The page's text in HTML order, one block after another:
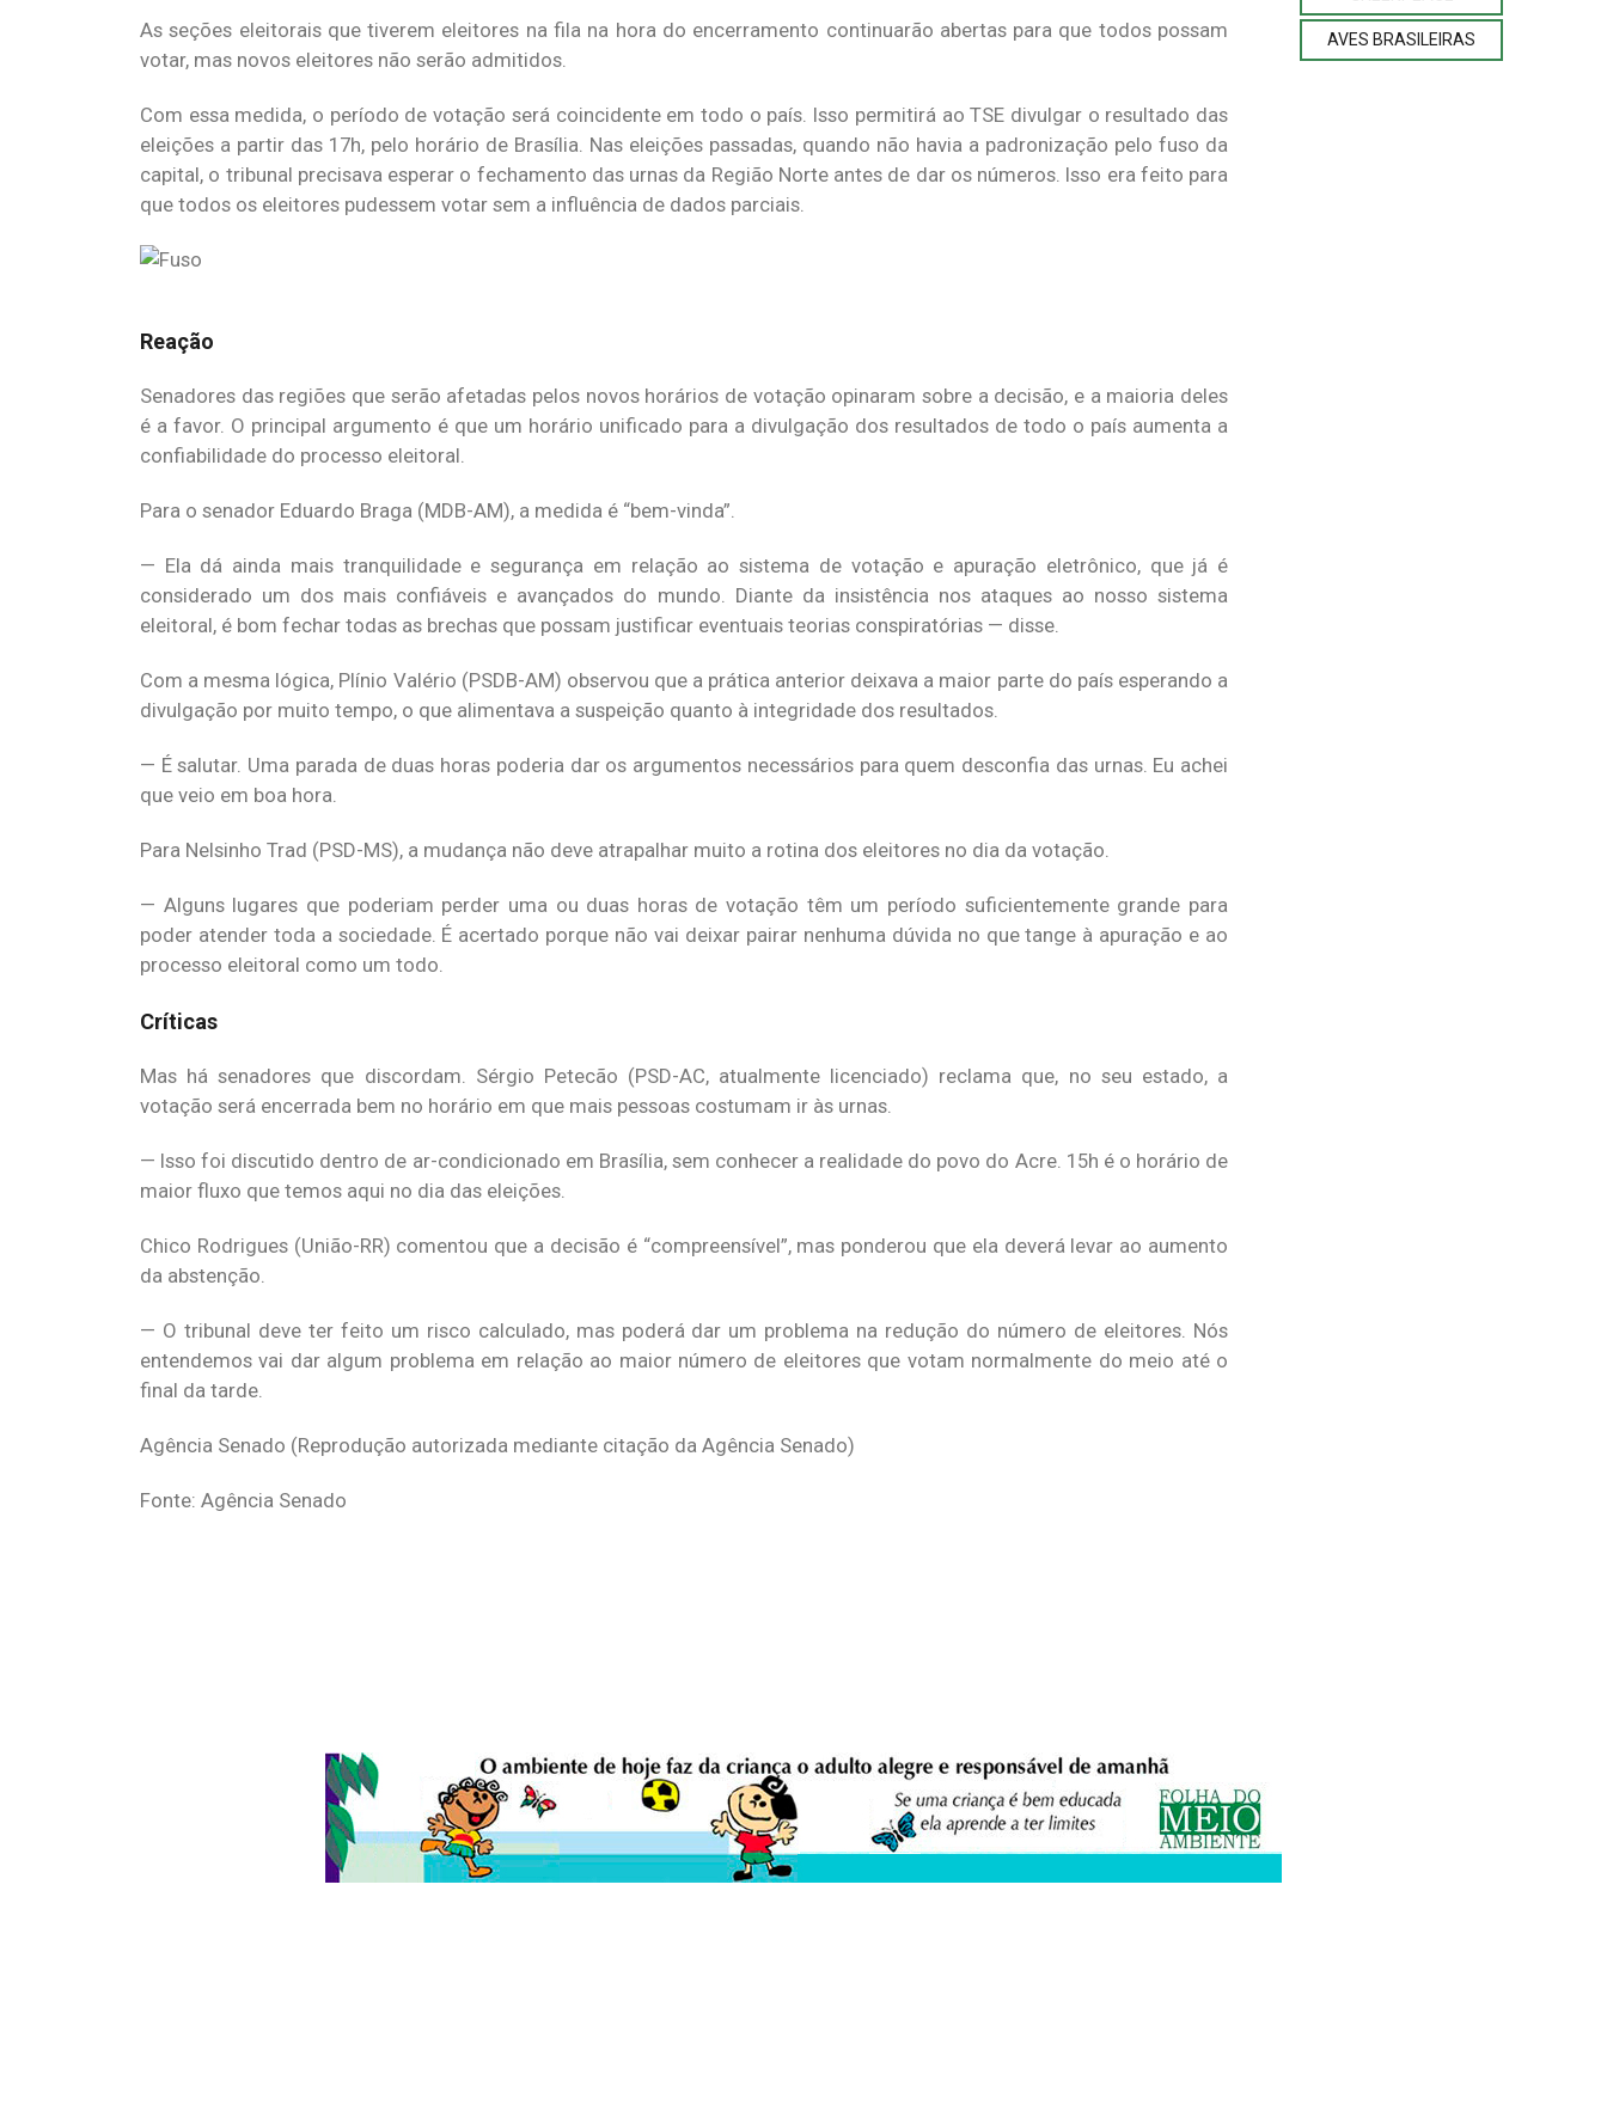
As seções eleitorais que tiverem eleitores na fila na hora do encerramento continuarão abertas para que todos possam
votar, mas novos eleitores não serão admitidos.
Com essa medida, o período de votação será coincidente em todo o país. Isso permitirá ao TSE divulgar o resultado das
eleições a partir das 17h, pelo horário de Brasília. Nas eleições passadas, quando não havia a padronização pelo fuso da
capital, o tribunal precisava esperar o fechamento das urnas da Região Norte antes de dar os números. Isso era feito para
que todos os eleitores pudessem votar sem a influência de dados parciais.
Reação
Senadores das regiões que serão afetadas pelos novos horários de votação opinaram sobre a decisão, e a maioria deles
é a favor. O principal argumento é que um horário unificado para a divulgação dos resultados de todo o país aumenta a
confiabilidade do processo eleitoral.
Para o senador Eduardo Braga (MDB-AM), a medida é “bem-vinda”.
— Ela dá ainda mais tranquilidade e segurança em relação ao sistema de votação e apuração eletrônico, que já é
considerado um dos mais confiáveis e avançados do mundo. Diante da insistência nos ataques ao nosso sistema
eleitoral, é bom fechar todas as brechas que possam justificar eventuais teorias conspiratórias — disse.
Com a mesma lógica, Plínio Valério (PSDB-AM) observou que a prática anterior deixava a maior parte do país esperando a
divulgação por muito tempo, o que alimentava a suspeição quanto à integridade dos resultados.
— É salutar. Uma parada de duas horas poderia dar os argumentos necessários para quem desconfia das urnas. Eu achei
que veio em boa hora.
Para Nelsinho Trad (PSD-MS), a mudança não deve atrapalhar muito a rotina dos eleitores no dia da votação.
— Alguns lugares que poderiam perder uma ou duas horas de votação têm um período suficientemente grande para
poder atender toda a sociedade. É acertado porque não vai deixar pairar nenhuma dúvida no que tange à apuração e ao
processo eleitoral como um todo.
Críticas
Mas há senadores que discordam. Sérgio Petecão (PSD-AC, atualmente licenciado) reclama que, no seu estado, a
votação será encerrada bem no horário em que mais pessoas costumam ir às urnas.
— Isso foi discutido dentro de ar-condicionado em Brasília, sem conhecer a realidade do povo do Acre. 15h é o horário de
maior fluxo que temos aqui no dia das eleições.
Chico Rodrigues (União-RR) comentou que a decisão é “compreensível”, mas ponderou que ela deverá levar ao aumento
da abstenção.
— O tribunal deve ter feito um risco calculado, mas poderá dar um problema na redução do número de eleitores. Nós
entendemos vai dar algum problema em relação ao maior número de eleitores que votam normalmente do meio até o
final da tarde.
Agência Senado (Reprodução autorizada mediante citação da Agência Senado)
Fonte: Agência Senado
AVES BRASILEIRAS